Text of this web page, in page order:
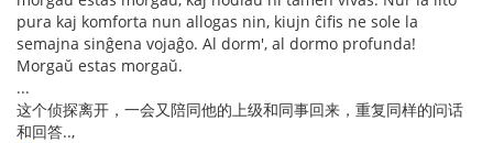
pura kaj komforta nun allogas nin, kiujn ĉifis ne sole la
semajna sinĝena vojaĝo. Al dorm', al dormo profunda!
Morgaŭ estas morgaŭ.
...
这个侦探离开，一会又陪同他的上级和同事回来，重复同样的问话
和回答..,